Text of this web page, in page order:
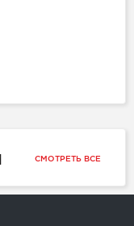
СМОТРЕТЬ ВСЕ